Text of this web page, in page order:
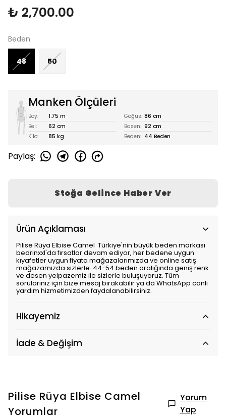
₺ 2,700.00
Beden
48 50
Manken Ölçüleri
Boy: 1.75 m Göğüs: 86 cm
Bel:
62 cm Basen: 92 cm
Kilo:
85 kg Beden: 44 Beden
Paylaş:
Stoğa Gelince Haber Ver
Ürün Açıklaması
Pilise Rüya Elbise Camel Türkiye'nin büyük beden markası
bedrinxxl'da fırsatlar devam ediyor, her bedene uygun
kıyafetler uygun fiyata mağazalarımızda ve online satış
mağazamızda sizlerle. 44-54 beden aralığında geniş renk
ve desen yelpazemiz ile sizlerle buluşuyoruz. Tüm
sorularınız için bize mesaj bırakabilir ya da WhatsApp canlı
yardım hizmetimizden faydalanabilirsiniz.
Hikayemiz
İade & Değişim
Pilise Rüya Elbise Camel
Yorumlar
Yorum
Yap